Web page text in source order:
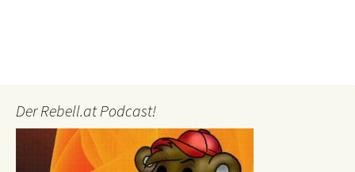
Der Rebell.at Podcast!